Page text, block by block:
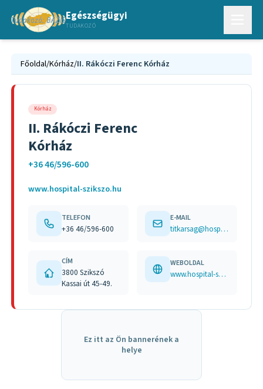
Egészségügyi
TUDAKOZÓ
Főoldal/Kórház/II. Rákóczi Ferenc Kórház
Kórház
II. Rákóczi Ferenc
Kórház
+36 46/596-600
www.hospital-szikszo.hu
TELEFON
+36 46/596-600
E-MAIL
titkarsag@hospital-szikszo.hu
CÍM
3800 Szikszó
Kassai út 45-49.
WEBOLDAL
www.hospital-szikszo.hu
Ez itt az Ön bannerének a
helye